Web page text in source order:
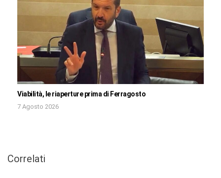
Viabilità, le riaperture prima di Ferragosto
7 Agosto 2026
Correlati